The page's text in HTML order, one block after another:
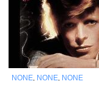
NONE NONE NONE